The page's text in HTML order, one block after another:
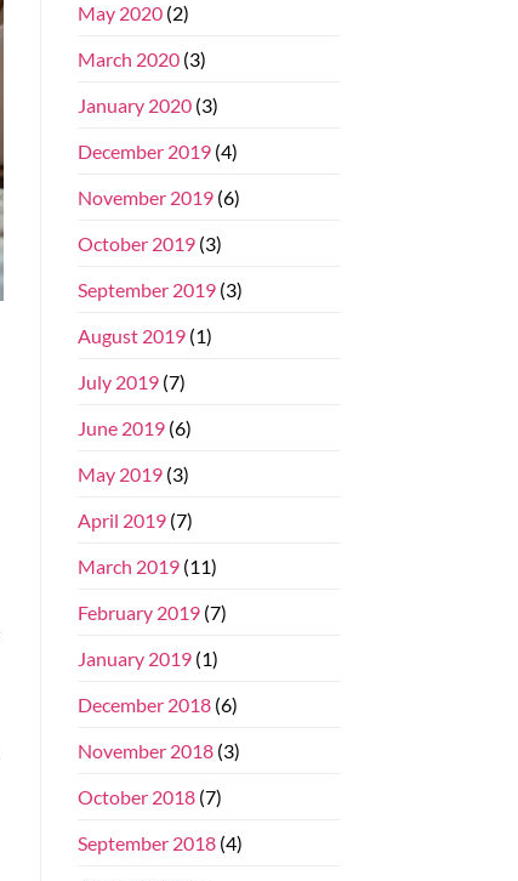
May 2020(2)
March 2020(3)
January 2020(3)
December 2019(4)
November 2019(6)
October 2019(3)
September 2019(3)
August 2019(1)
July 2019(7)
June 2019(6)
May 2019(3)
April 2019(7)
March 2019(11)
February 2019(7)
January 2019(1)
December 2018(6)
November 2018(3)
October 2018(7)
September 2018(4)